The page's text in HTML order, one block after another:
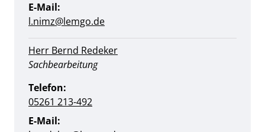
E-Mail:
l.nimz@lemgo.de
Herr Bernd Redeker
Position:
Sachbearbeitung
Telefon:
05261 213-492
E-Mail: